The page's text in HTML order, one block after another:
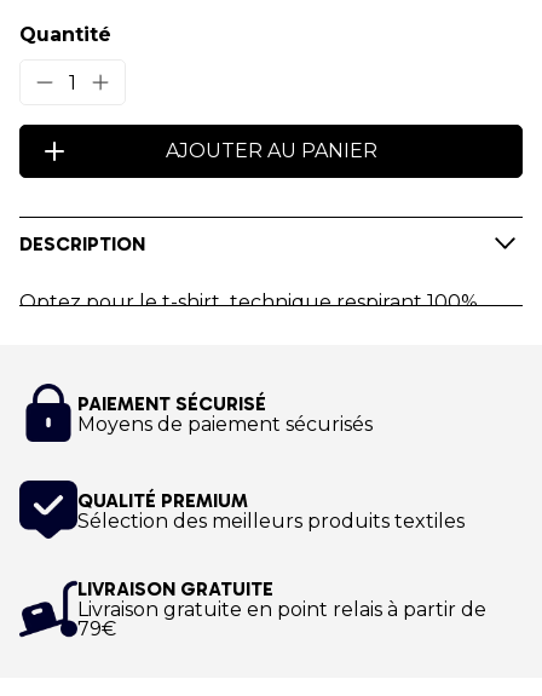
Quantité
1
AJOUTER AU PANIER
DESCRIPTION
Optez pour le t-shirt technique respirant 100%
Personnalisez votre t-shirt de sport à votre nom.
PAIEMENT SÉCURISÉ
Moyens de paiement sécurisés
QUALITÉ PREMIUM
Sélection des meilleurs produits textiles
LIVRAISON GRATUITE
Livraison gratuite en point relais à partir de
79€